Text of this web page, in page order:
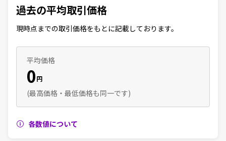
過去の平均取引価格
現時点までの取引価格をもとに記載しております。
平均価格
0円
(最高価格・最低価格も同一です)
各数値について